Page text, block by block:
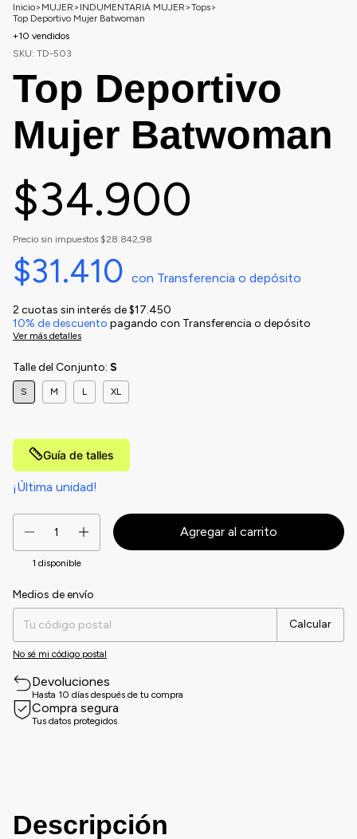
Inicio> MUJER > INDUMENTARIA MUJER >Tops>
Top Deportivo Mujer Batwoman
+10 vendidos
SKU: TD-503
Top Deportivo
Mujer Batwoman
$34.900
Precio sin impuestos $28.842,98
$31.410 con Transferencia o depósito
2 cuotas sin interés de$17.450
10% de descuento pagando con Transferencia o depósito
Ver más detalles
Talle del Conjunto: S
S M L XL
Guía de talles
¡Última unidad!
1 disponible
Entregas para el CP:
Medios de envío
Calcular
No sé mi código postal
Devoluciones
Hasta 10 días después de tu compra
Compra segura
Tus datos protegidos
Descripción